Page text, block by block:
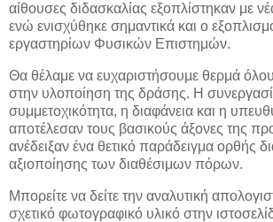
αίθουσες διδασκαλίας εξοπλίστηκαν με
ενώ ενισχύθηκε σημαντικά και ο
εργαστηρίων Φυσικών Επιστημών.
Θα θέλαμε να ευχαριστήσουμε θερμά
στην υλοποίηση της δράσης. Η
συμμετοχικότητα, η διαφάνεια και η
αποτέλεσαν τους βασικούς άξονες της
ανέδειξαν ένα θετικό παράδειγμα ορθής
αξιοποίησης των διαθέσιμων πόρων.
Μπορείτε να δείτε την αναλυτική
σχετικό φωτογραφικό υλικό στην